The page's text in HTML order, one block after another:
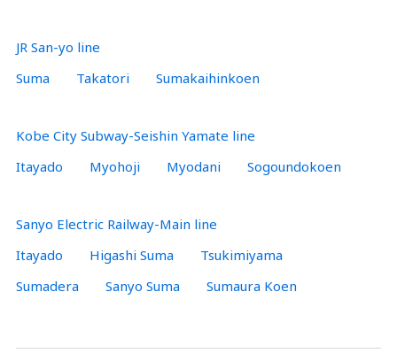
JR San-yo line
Suma
Takatori Sumakaihinkoen
Kobe City Subway-Seishin Yamate line
Itayado
Myohoji Myodani Sogoundokoen
Sanyo Electric Railway-Main line
Itayado
Higashi Suma
Tsukimiyama
Sumadera
Sanyo Suma Sumaura Koen